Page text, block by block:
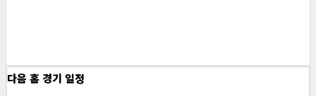
다음 홈 경기 일정